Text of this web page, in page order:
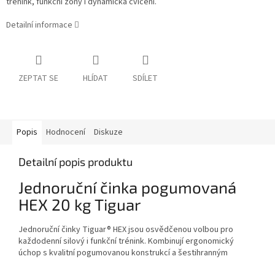
Detailní informace
ZEPTAT SE HLÍDAT SDÍLET
Popis Hodnocení Diskuze
Detailní popis produktu
Jednoruční činka pogumovaná
HEX 20 kg Tiguar
Jednoruční činky Tiguar® HEX jsou osvědčenou volbou pro
každodenní silový i funkční trénink. Kombinují ergonomický
úchop s kvalitní pogumovanou konstrukcí a šestihranným